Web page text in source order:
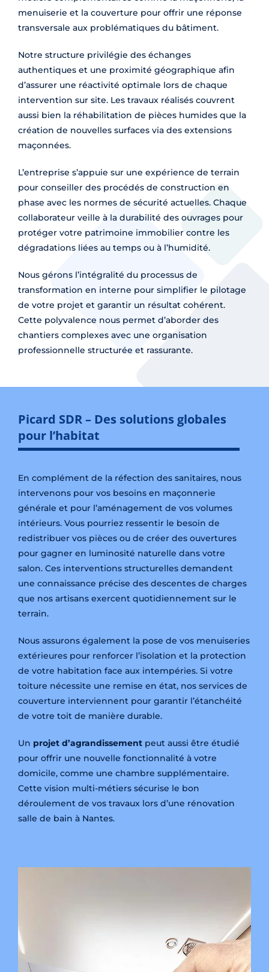
menuiserie et la couverture pour offrir une réponse
transversale aux problématiques du bâtiment.
Notre structure privilégie des échanges
authentiques et une proximité géographique afin
d’assurer une réactivité optimale lors de chaque
intervention sur site. Les travaux réalisés couvrent
aussi bien la réhabilitation de pièces humides que la
création de nouvelles surfaces via des extensions
maçonnées.
L’entreprise s’appuie sur une expérience de terrain
pour conseiller des procédés de construction en
phase avec les normes de sécurité actuelles. Chaque
collaborateur veille à la durabilité des ouvrages pour
protéger votre patrimoine immobilier contre les
dégradations liées au temps ou à l’humidité.
Nous gérons l’intégralité du processus de
transformation en interne pour simplifier le pilotage
de votre projet et garantir un résultat cohérent.
Cette polyvalence nous permet d’aborder des
chantiers complexes avec une organisation
professionnelle structurée et rassurante.
Picard SDR – Des solutions globales
pour l’habitat
En complément de la réfection des sanitaires, nous
intervenons pour vos besoins en maçonnerie
générale et pour l’aménagement de vos volumes
intérieurs. Vous pourriez ressentir le besoin de
redistribuer vos pièces ou de créer des ouvertures
pour gagner en luminosité naturelle dans votre
salon. Ces interventions structurelles demandent
une connaissance précise des descentes de charges
que nos artisans exercent quotidiennement sur le
terrain.
Nous assurons également la pose de vos menuiseries
extérieures pour renforcer l’isolation et la protection
de votre habitation face aux intempéries. Si votre
toiture nécessite une remise en état, nos services de
couverture interviennent pour garantir l’étanchéité
de votre toit de manière durable.
Un projet d’agrandissement peut aussi être étudié
pour offrir une nouvelle fonctionnalité à votre
domicile, comme une chambre supplémentaire.
Cette vision multi-métiers sécurise le bon
déroulement de vos travaux lors d’une rénovation
salle de bain à Nantes.